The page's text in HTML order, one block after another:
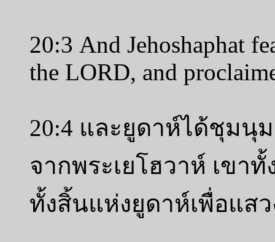
20:3 And Jehoshaphat
the LORD, and
20:4 และยูดาห์ได้ชุมนุ
จากพระเยโฮวาห์ เขา
ทั้งสิ้นแห่งยูดาห์เพื่อแส